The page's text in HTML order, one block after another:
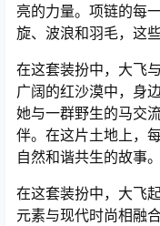
亮的力量。项链的每
旋、波浪和羽毛，这
在这套装扮中，大飞
广阔的红沙漠中，身
她与一群野生的马交
伴。在这片土地上，
自然和谐共生的故事。
在这套装扮中，大飞
元素与现代时尚相融